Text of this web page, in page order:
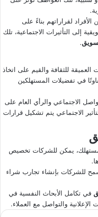
لقراراتهم بناءً على
إلى التأثيرات الاجتماعية، تلك
.
العميقة للثقافة والقيم على اتخاذ
في تفضيلات المستهلكين
الاجتماعي والرأي العام على
الاجتماعي يتم تشكيل قرارات
يمكن للشركات تخصيص
للشركات بإنشاء تجارب شراء
في تكامل الأبحاث النفسية في
والتواصل مع العملاء.